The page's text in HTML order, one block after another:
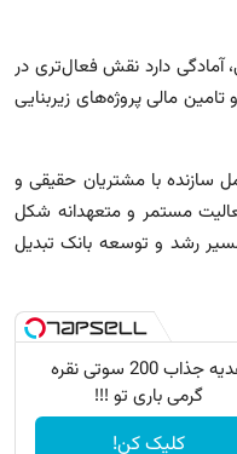
آمادگی دارد نقش فعال‌تری در
مالی پروژه‌های زیربنایی
سازنده با مشتریان حقیقی و
مستمر و متعهدانه شکل
رشد و توسعه بانک تبدیل
هدیه جذاب 200 سوتی نقره
گرمی باری تو !!!
کلیک کن!